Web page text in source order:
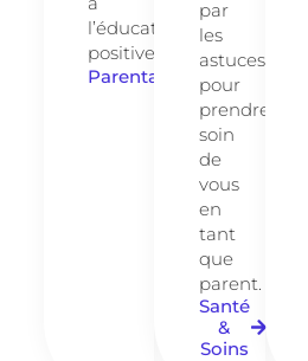
l’éducation
positive.
Parentalité
par
les
astuces
pour
prendre
soin
de
vous
en
tant
que
parent.
Santé
&
Soins